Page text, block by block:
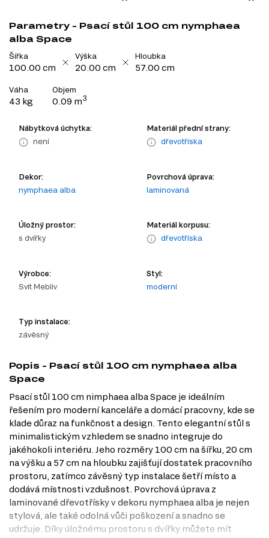
Parametry - Psací stůl 100 cm nymphaea
alba Space
Šířka
100.00 cm
Výška
20.00 cm
Hloubka
57.00 cm
Váha
43 kg
Objem
0.09 m3
Nábytková úchytka:
není
Materiál přední strany:
dřevotříska
Dekor:
nymphaea alba
Povrchová úprava:
laminovaná
Úložný prostor:
s dvířky
Materiál korpusu:
dřevotříska
Výrobce:
Svit Mebliv
Styl:
moderní
Typ instalace:
závěsný
Popis - Psací stůl 100 cm nymphaea alba
Space
Psací stůl 100 cm nimphaea alba Space je ideálním
řešením pro moderní kanceláře a domácí pracovny, kde se
klade důraz na funkčnost a design. Tento elegantní stůl s
minimalistickým vzhledem se snadno integruje do
jakéhokoli interiéru. Jeho rozměry 100 cm na šířku, 20 cm
na výšku a 57 cm na hloubku zajišťují dostatek pracovního
prostoru, zatímco závěsný typ instalace šetří místo a
dodává místnosti vzdušnost. Povrchová úprava z
laminované dřevotřísky v dekoru nymphaea alba je nejen
stylová, ale také odolná vůči poškození a snadno se
udržuje. Díky úložnému prostoru s dvířky můžete mít